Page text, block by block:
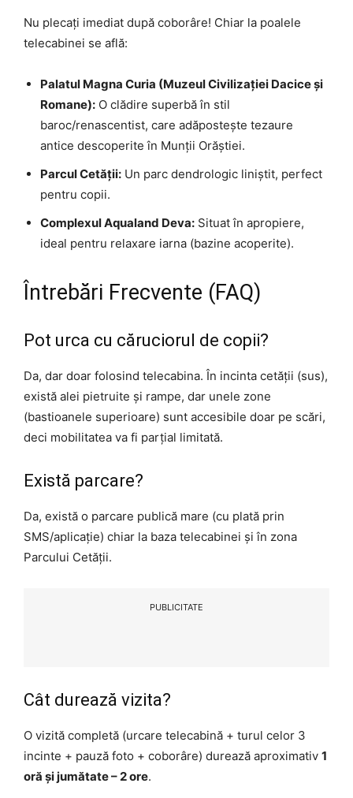
Nu plecați imediat după coborâre! Chiar la poalele
telecabinei se află:
Palatul Magna Curia (Muzeul Civilizației Dacice și
Romane): O clădire superbă în stil
baroc/renascentist, care adăpostește tezaure
antice descoperite în Munții Orăștiei.
Parcul Cetății: Un parc dendrologic liniștit, perfect
pentru copii.
Complexul Aqualand Deva: Situat în apropiere,
ideal pentru relaxare iarna (bazine acoperite).
Întrebări Frecvente (FAQ)
Pot urca cu căruciorul de copii?
Da, dar doar folosind telecabina. În incinta cetății (sus),
există alei pietruite și rampe, dar unele zone
(bastioanele superioare) sunt accesibile doar pe scări,
deci mobilitatea va fi parțial limitată.
Există parcare?
Da, există o parcare publică mare (cu plată prin
SMS/aplicație) chiar la baza telecabinei și în zona
Parcului Cetății.
PUBLICITATE
Cât durează vizita?
O vizită completă (urcare telecabină + turul celor 3
incinte + pauză foto + coborâre) durează aproximativ 1
oră și jumătate – 2 ore.